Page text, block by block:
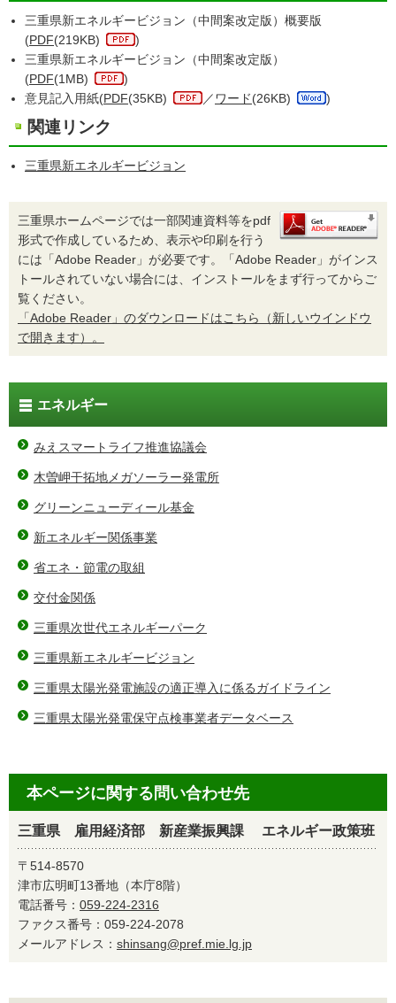
三重県新エネルギービジョン（中間案改定版）概要版
(PDF(219KB)
)
三重県新エネルギービジョン（中間案改定版）
(PDF(1MB)
)
意見記入用紙(PDF(35KB) ／ ワード(26KB) )
関連リンク
三重県新エネルギービジョン
三重県ホームページでは一部関連資料等をpdf
形式で作成しているため、表示や印刷を行う
には「Adobe Reader」が必要です。「Adobe Reader」がインス
トールされていない場合には、インストールをまず行ってからご
覧ください。
「Adobe Reader」のダウンロードはこちら（新しいウインドウ
で開きます）。
エネルギー
みえスマートライフ推進協議会
木曽岬干拓地メガソーラー発電所
グリーンニューディール基金
新エネルギー関係事業
省エネ・節電の取組
交付金関係
三重県次世代エネルギーパーク
三重県新エネルギービジョン
三重県太陽光発電施設の適正導入に係るガイドライン
三重県太陽光発電保守点検事業者データベース
本ページに関する問い合わせ先
三重県 雇用経済部 新産業振興課 エネルギー政策班
〒514-8570
津市広明町13番地（本庁8階）
電話番号： 059-224-2316
ファクス番号：059-224-2078
メールアドレス： shinsang@pref.mie.lg.jp